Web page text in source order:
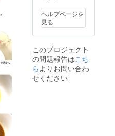
ヘルプページを
見る
このプロジェクト
の問題報告はこち
ら よりお問い合わ
せください